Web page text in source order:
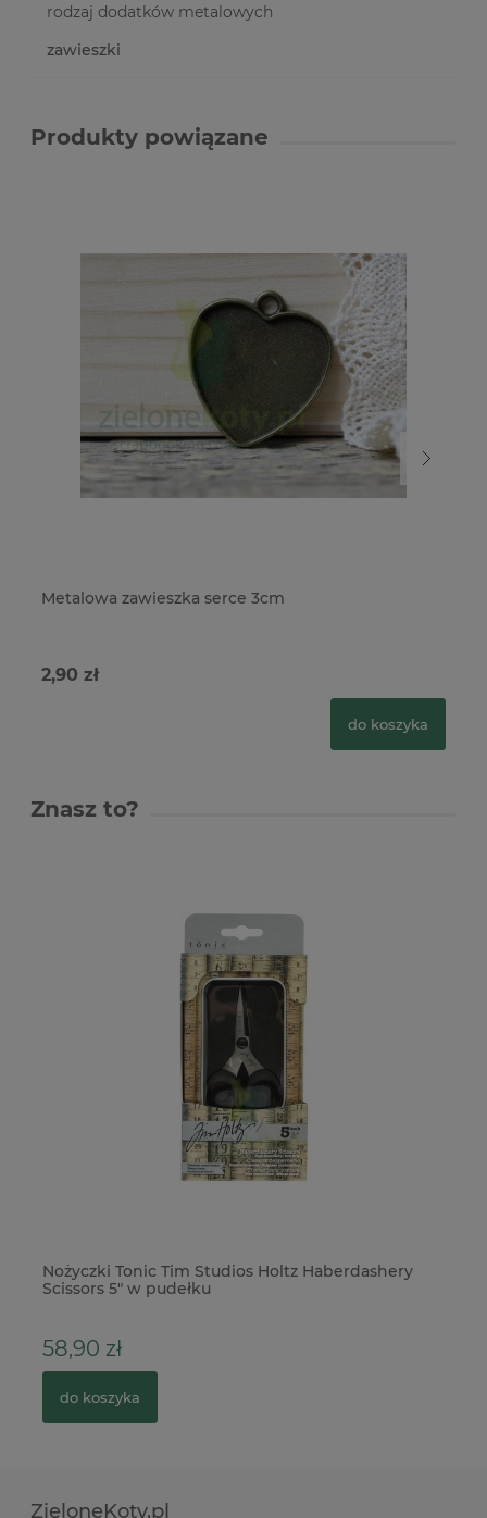
rodzaj dodatków metalowych
zawieszki
Produkty powiązane
Metalowa zawieszka serce 3cm
2,90 zł
do koszyka
Znasz to?
Nożyczki Tonic Tim Studios Holtz Haberdashery
Scissors 5" w pudełku
58,90 zł
do koszyka
ZieloneKoty.pl